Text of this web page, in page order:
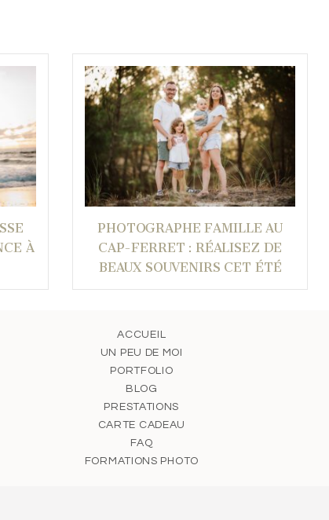
À
PHOTOGRAPHE FAMILLE AU
CAP-FERRET : RÉALISEZ DE
BEAUX SOUVENIRS CET ÉTÉ
ACCUEIL
UN PEU DE MOI
PORTFOLIO
BLOG
PRESTATIONS
CARTE CADEAU
FAQ
FORMATIONS PHOTO